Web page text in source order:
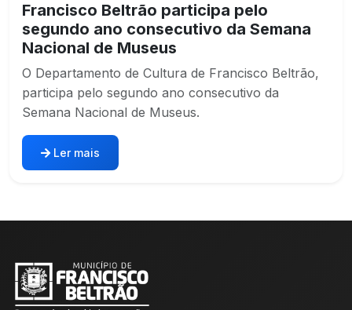
Francisco Beltrão participa pelo
segundo ano consecutivo da Semana
Nacional de Museus
O Departamento de Cultura de Francisco Beltrão,
participa pelo segundo ano consecutivo da
Semana Nacional de Museus.
Ler mais